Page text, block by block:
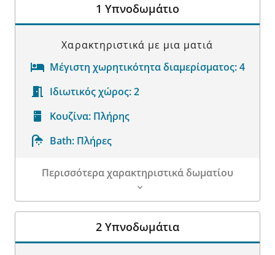
1 Υπνοδωμάτιο
Χαρακτηριστικά με μια ματιά
Μέγιστη χωρητικότητα διαμερίσματος:4
Ιδιωτικός χώρος:2
Κουζίνα: Πλήρης
Bath: Πλήρες
Περισσότερα χαρακτηριστικά δωματίου
Λεπτομέρειες δωματίου
2 Υπνοδωμάτια